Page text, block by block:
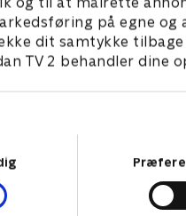
på egne og
dit samtykke tilbage
TV 2 behandler dine